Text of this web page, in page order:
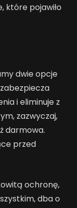
które pojawiło
dwie opcje
i eliminuje z
zazwyczaj,
darmowa.
przed
ochronę,
dba o